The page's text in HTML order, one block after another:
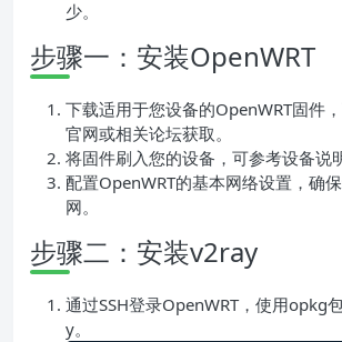
少。
步骤一：安装OpenWRT
下载适用于您设备的OpenWRT固件
官网或相关论坛获取。
将固件刷入您的设备，可参考设备说
配置OpenWRT的基本网络设置，确
网。
步骤二：安装v2ray
通过SSH登录OpenWRT，使用opkg
y。